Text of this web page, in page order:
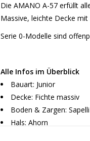
Die AMANO A-57 erfüllt
Massive, leichte Decke
Serie 0-Modelle sind
Alle Infos im Überblick
Bauart: Junior
Decke: Fichte massiv
Boden & Zargen:
Hals: Ahorn